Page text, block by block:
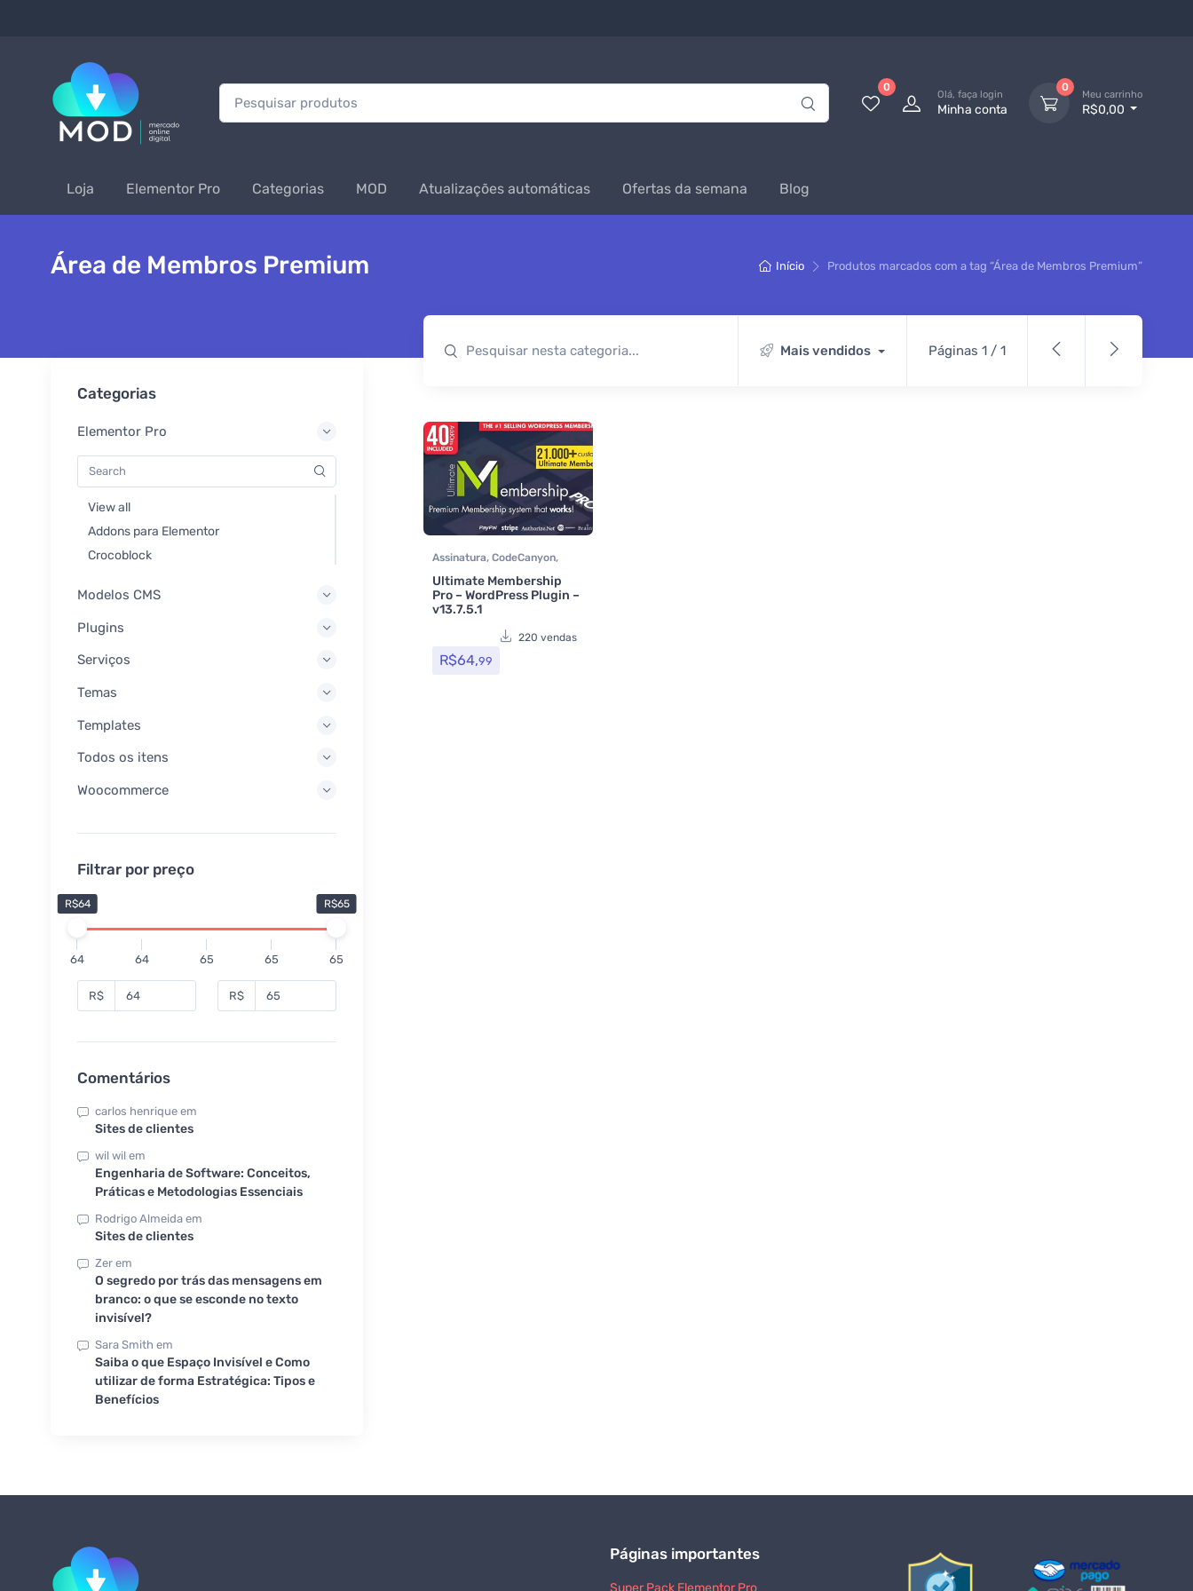
Procurar: 0
Olá, faça login
Minha conta
0
Meu carrinho
R$0,00
Loja Elementor Pro Categorias MOD Atualizações automáticas Ofertas da semana Blog
Início Produtos marcados com a tag “Área de Membros Premium”
Área de Membros Premium
Mais vendidos Páginas 1 / 1
Assinatura, CodeCanyon,
Conteúdo restrito
Memberpress, Plugins
Ultimate Membership
Pro – WordPress Plugin –
v13.7.5.1
220 vendas
R$64,99
Categorias
Elementor Pro
View all
Addons para Elementor
Crocoblock
Modelos CMS
Plugins
Serviços
Temas
Templates
Todos os itens
Woocommerce
Filtrar por preço
R$64 R$65
64 64 65 65 65
R$ R$
Comentários
carlos henrique em
Sites de clientes
wil wil em
Engenharia de Software: Conceitos,
Práticas e Metodologias Essenciais
Rodrigo Almeida em
Sites de clientes
Zer em
O segredo por trás das mensagens em
branco: o que se esconde no texto
invisível?
Sara Smith em
Saiba o que Espaço Invisível e Como
utilizar de forma Estratégica: Tipos e
Benefícios
Páginas importantes
Super Pack Elementor Pro